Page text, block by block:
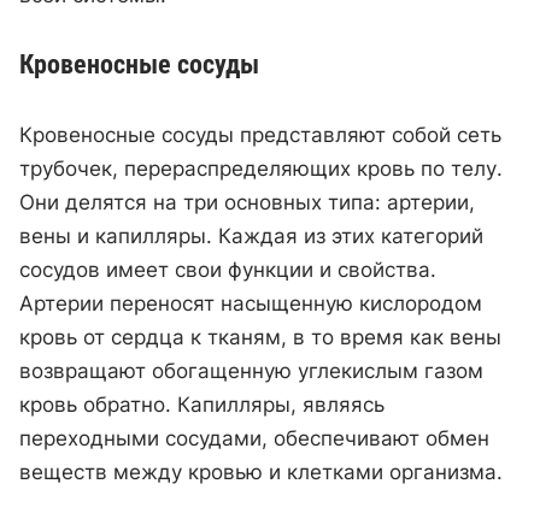
Кровеносные сосуды
Кровеносные сосуды представляют собой сеть
трубочек, перераспределяющих кровь по телу.
Они делятся на три основных типа: артерии,
вены и капилляры. Каждая из этих категорий
сосудов имеет свои функции и свойства.
Артерии переносят насыщенную кислородом
кровь от сердца к тканям, в то время как вены
возвращают обогащенную углекислым газом
кровь обратно. Капилляры, являясь
переходными сосудами, обеспечивают обмен
веществ между кровью и клетками организма.